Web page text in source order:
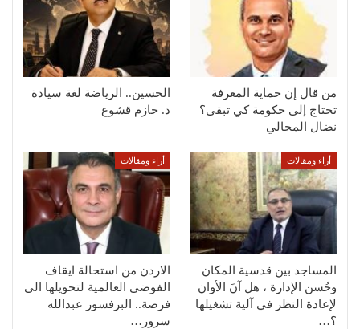
من قال إن حماية المعرفة
تحتاج إلى حكومة كي تبقى؟
نضال المجالي
الحسين.. الرياضة لغة سيادة
د. حازم قشوع
أراء ومقالات
المساجد بين قدسية المكان
وحُسن الإدارة ، هل آنَ الأوان
لإعادة النظر في آلية تشغيلها
؟…
أراء ومقالات
الاردن من استحالة ايقاف
الفوضى العالمية لتحويلها الى
فرصة.. البرفسور عبدالله
سرور…